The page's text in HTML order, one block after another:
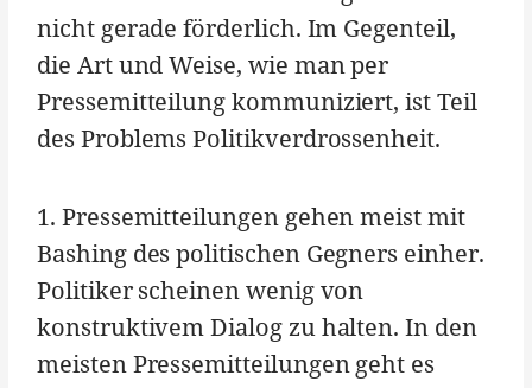
nicht gerade förderlich. Im Gegenteil,
die Art und Weise, wie man per
Pressemitteilung kommuniziert, ist Teil
des Problems Politikverdrossenheit.
1. Pressemitteilungen gehen meist mit
Bashing des politischen Gegners einher.
Politiker scheinen wenig von
konstruktivem Dialog zu halten. In den
meisten Pressemitteilungen geht es